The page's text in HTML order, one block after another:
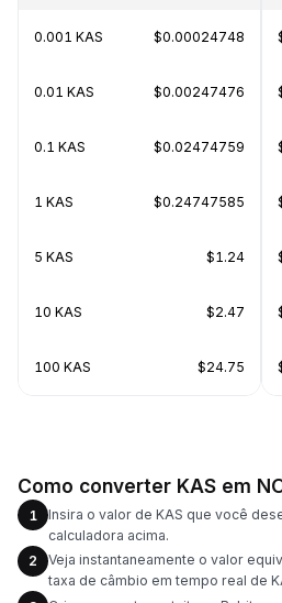
0.001 KAS $0.00024748
0.01 KAS $0.00247476
0.1 KAS $0.02474759
1 KAS $0.24747585
5 KAS $1.24
10 KAS $2.47
100 KAS $24.75
Como converter KAS em
1
Insira o valor de KAS que você
calculadora acima.
2
Veja instantaneamente o valor
taxa de câmbio em tempo real de